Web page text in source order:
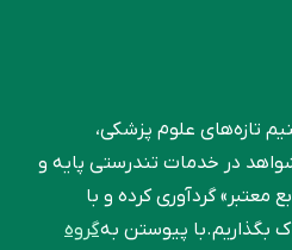
تازه‌های علوم پزشکی،
در خدمات تندرستی پایه و
معتبر» گردآوری کرده و با
بگذاریم.با پیوستن بهگروه